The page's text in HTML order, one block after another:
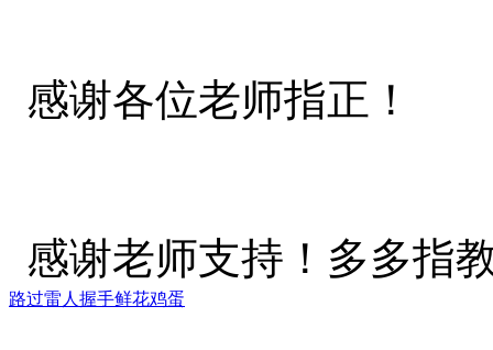
感谢各位老师指正！
感谢老师支持！多多指
路过雷人握手鲜花鸡蛋